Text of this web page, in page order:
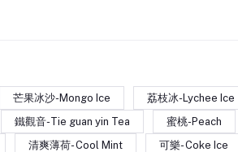
芒果冰沙-Mongo Ice
荔枝冰-Lychee Ice
鐵觀音-Tie guan yin Tea
蜜桃-Peach
清爽薄荷- Cool Mint
可樂- Coke Ice